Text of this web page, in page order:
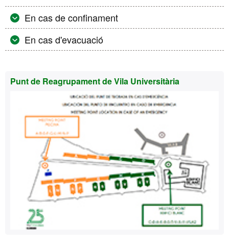
En cas de confinament
En cas d'evacuació
Informació
complementària
Punt de Reagrupament de Vila Universitària